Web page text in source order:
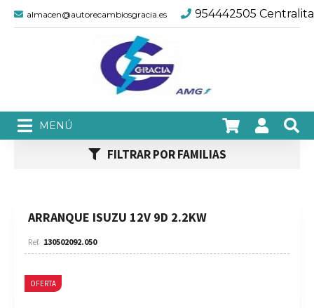
almacen@autorecambiosgracia.es 954442505 Centralita
FILTRAR POR FAMILIAS
ARRANQUE ISUZU 12V 9D 2.2KW
130502092.050
OFERTA